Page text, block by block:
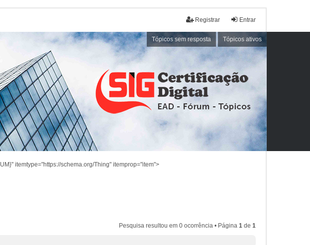
Entrar
Registrar
Tópicos sem resposta Tópicos ativos
UM}" itemtype="https://schema.org/Thing" itemprop="item">
Pesquisa resultou em 0 ocorrência • Página 1 de 1